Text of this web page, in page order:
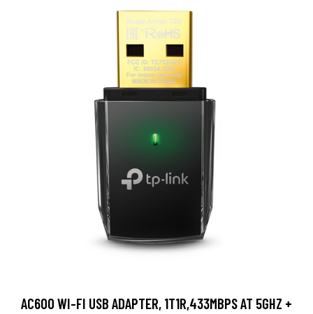
AC600 WI-FI USB ADAPTER, 1T1R,433MBPS AT 5GHZ +